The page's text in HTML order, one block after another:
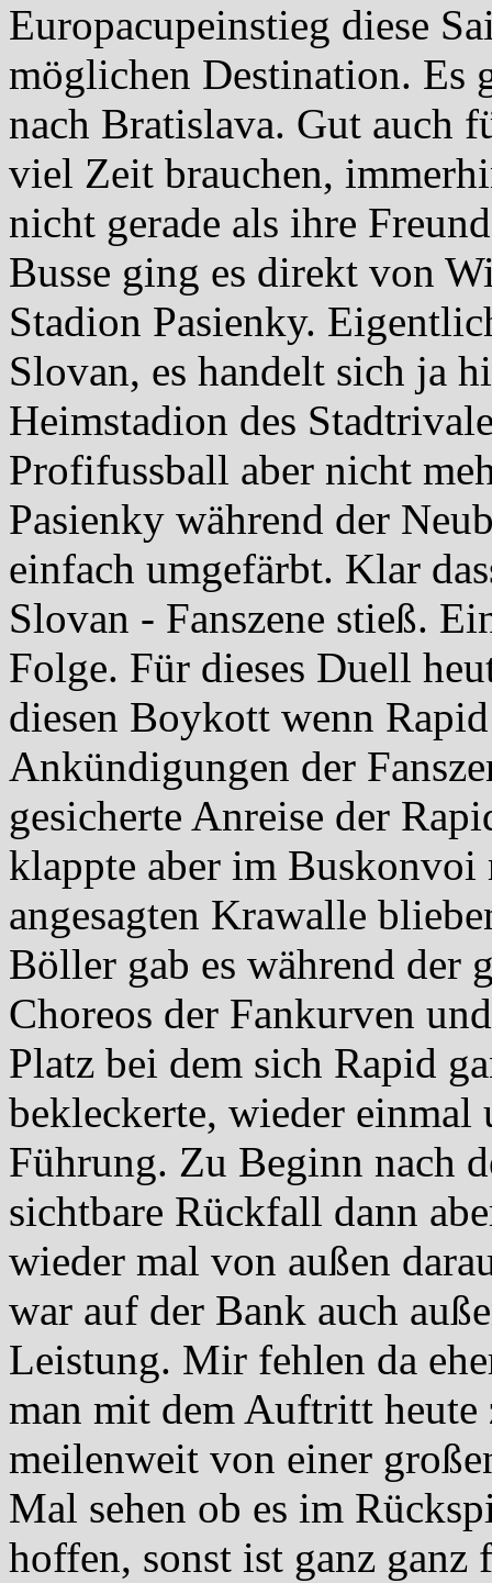
Europacupeinstieg diese
möglichen Destination. Es
nach Bratislava. Gut auch
viel Zeit brauchen,
nicht gerade als ihre
Busse ging es direkt von
Stadion Pasienky.
Slovan, es handelt sich ja
Heimstadion des
Profifussball aber nicht
Pasienky während der
einfach umgefärbt. Klar
Slovan - Fanszene stieß.
Folge. Für dieses Duell
diesen Boykott wenn
Ankündigungen der
gesicherte Anreise der
klappte aber im
angesagten Krawalle
Böller gab es während der
Choreos der Fankurven
Platz bei dem sich Rapid
bekleckerte, wieder einmal
Führung. Zu Beginn nach
sichtbare Rückfall dann
wieder mal von außen
war auf der Bank auch
Leistung. Mir fehlen da
man mit dem Auftritt
meilenweit von einer
Mal sehen ob es im
hoffen, sonst ist ganz